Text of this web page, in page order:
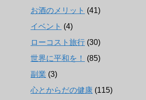
お酒のメリット (41)
イベント (4)
ローコスト旅行 (30)
世界に平和を！
(85)
副業 (3)
心とからだの健康 (115)